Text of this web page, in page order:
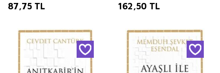
87,75 TL 162,50 TL